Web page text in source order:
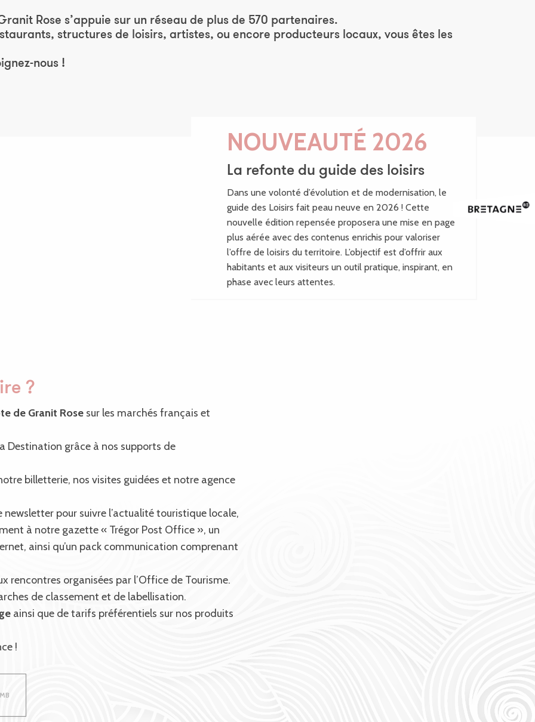
Rose s’appuie sur un réseau de plus de 570 partenaires.
structures de loisirs, artistes, ou encore producteurs locaux, vous êtes les
nous !
NOUVEAUTÉ 2026
La refonte du guide des loisirs
Dans une volonté d’évolution et de modernisation, le
guide des Loisirs fait peau neuve en 2026 ! Cette
nouvelle édition repensée proposera une mise en page
plus aérée avec des contenus enrichis pour valoriser
l’offre de loisirs du territoire. L’objectif est d’offrir aux
habitants et aux visiteurs un outil pratique, inspirant, en
phase avec leurs attentes.
?
de Granit Rose sur les marchés français et
Destination grâce à nos supports de
billetterie, nos visites guidées et notre agence
pour suivre l’actualité touristique locale,
à notre gazette « Trégor Post Office », un
ainsi qu’un pack communication comprenant
rencontres organisées par l’Office de Tourisme.
de classement et de labellisation.
ainsi que de tarifs préférentiels sur nos produits
!